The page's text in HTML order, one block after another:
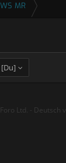
MR
Ltd. - Deutsch